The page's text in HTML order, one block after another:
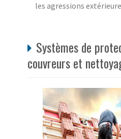
les agressions
Systèmes de
couvreurs et